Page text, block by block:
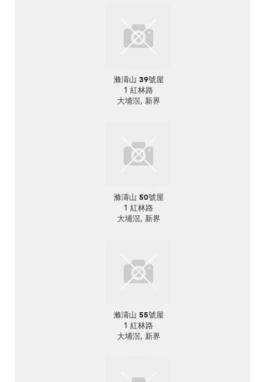
滌濤山 39號屋
1 紅林路
大埔滘, 新界
滌濤山 50號屋
1 紅林路
大埔滘, 新界
滌濤山 55號屋
1 紅林路
大埔滘, 新界